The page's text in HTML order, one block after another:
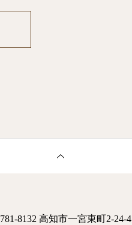
8132 高知市一宮東町2-24-4